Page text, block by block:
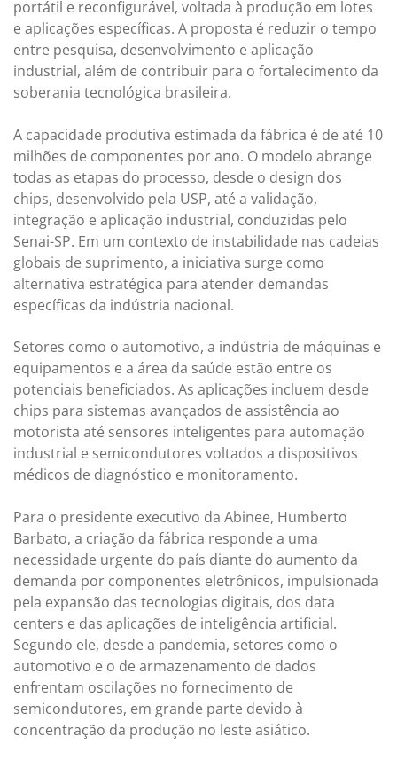
portátil e reconfigurável, voltada à produção em lotes
e aplicações específicas. A proposta é reduzir o tempo
entre pesquisa, desenvolvimento e aplicação
industrial, além de contribuir para o fortalecimento da
soberania tecnológica brasileira.
A capacidade produtiva estimada da fábrica é de até 10
milhões de componentes por ano. O modelo abrange
todas as etapas do processo, desde o design dos
chips, desenvolvido pela USP, até a validação,
integração e aplicação industrial, conduzidas pelo
Senai-SP. Em um contexto de instabilidade nas cadeias
globais de suprimento, a iniciativa surge como
alternativa estratégica para atender demandas
específicas da indústria nacional.
Setores como o automotivo, a indústria de máquinas e
equipamentos e a área da saúde estão entre os
potenciais beneficiados. As aplicações incluem desde
chips para sistemas avançados de assistência ao
motorista até sensores inteligentes para automação
industrial e semicondutores voltados a dispositivos
médicos de diagnóstico e monitoramento.
Para o presidente executivo da Abinee, Humberto
Barbato, a criação da fábrica responde a uma
necessidade urgente do país diante do aumento da
demanda por componentes eletrônicos, impulsionada
pela expansão das tecnologias digitais, dos data
centers e das aplicações de inteligência artificial.
Segundo ele, desde a pandemia, setores como o
automotivo e o de armazenamento de dados
enfrentam oscilações no fornecimento de
semicondutores, em grande parte devido à
concentração da produção no leste asiático.